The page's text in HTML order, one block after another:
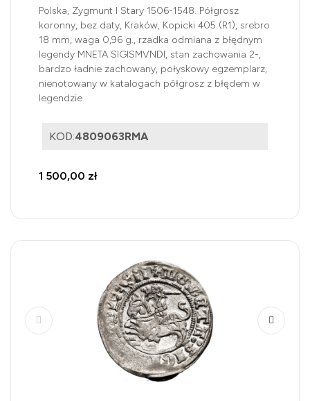
Polska, Zygmunt I Stary 1506-1548. Półgrosz
koronny, bez daty, Kraków, Kopicki 405 (R1), srebro
18 mm, waga 0,96 g., rzadka odmiana z błędnym
legendy MNETA SIGISMVNDI, stan zachowania 2-,
bardzo ładnie zachowany, połyskowy egzemplarz,
nienotowany w katalogach półgrosz z błędem w
legendzie
KOD:4809063RMA
1 500,00 zł